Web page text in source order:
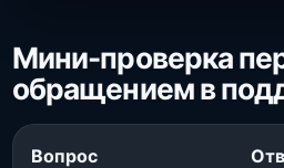
Мини-проверка
обращением в
Вопрос